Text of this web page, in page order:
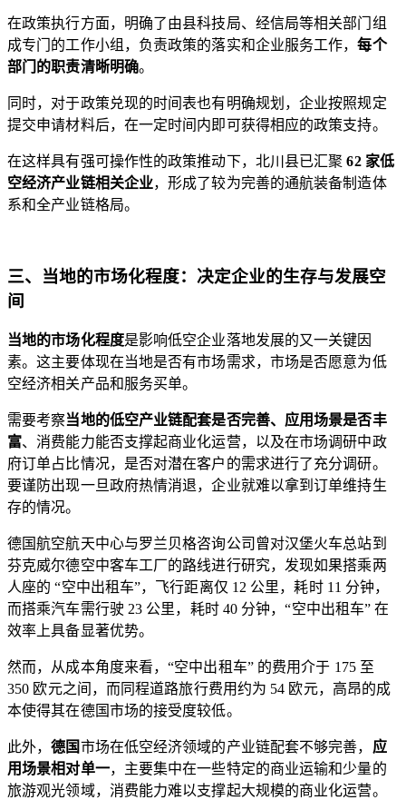
在政策执行方面，明确了由县科技局、经信局等相关部门组
成专门的工作小组，负责政策的落实和企业服务工作，每个
部门的职责清晰明确。
同时，对于政策兑现的时间表也有明确规划，企业按照规定
提交申请材料后，在一定时间内即可获得相应的政策支持。
在这样具有强可操作性的政策推动下，北川县已汇聚 62 家低
空经济产业链相关企业，形成了较为完善的通航装备制造体
系和全产业链格局。
三、当地的市场化程度：决定企业的生存与发展空
间
当地的市场化程度是影响低空企业落地发展的又一关键因
素。这主要体现在当地是否有市场需求，市场是否愿意为低
空经济相关产品和服务买单。
需要考察当地的低空产业链配套是否完善、应用场景是否丰
富、消费能力能否支撑起商业化运营，以及在市场调研中政
府订单占比情况，是否对潜在客户的需求进行了充分调研。
要谨防出现一旦政府热情消退，企业就难以拿到订单维持生
存的情况。
德国航空航天中心与罗兰贝格咨询公司曾对汉堡火车总站到
芬克威尔德空中客车工厂的路线进行研究，发现如果搭乘两
人座的 “空中出租车”，飞行距离仅 12 公里，耗时 11 分钟，
而搭乘汽车需行驶 23 公里，耗时 40 分钟，“空中出租车” 在
效率上具备显著优势。
然而，从成本角度来看，“空中出租车” 的费用介于 175 至
350 欧元之间，而同程道路旅行费用约为 54 欧元，高昂的成
本使得其在德国市场的接受度较低。
此外，德国 市场在低空经济领域的产业链配套不够完善， 应
用场景相对单一，主要集中在一些特定的商业运输和少量的
旅游观光领域，消费能力难以支撑起大规模的商业化运营。